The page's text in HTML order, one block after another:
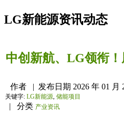
LG新能源资讯动态
中创新航、LG领衔
作者 | 发布日期 2026 年 01 月
关键字: LG新能源, 储能项目
| 分类 产业资讯